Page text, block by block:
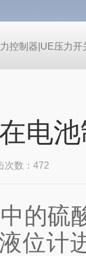
控制器|UE压力开
电
次数：472
硫酸
位计